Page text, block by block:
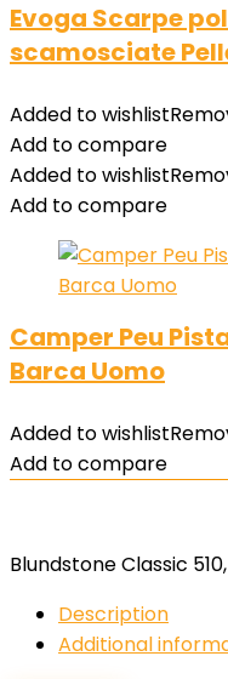
Evoga Scarpe
scamosciate
Added to wishlist
Add to compare
Added to wishlist
Add to compare
Camper Peu
Barca Uomo
Added to wishlist
Add to compare
Blundstone Classic
Description
Additional